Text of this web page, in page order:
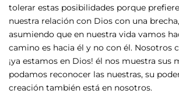
tolerar estas posibilidades porque
nuestra relación con Dios con una
asumiendo que en nuestra vida vamos
camino es hacia él y no con él. Nosotros
¡ya estamos en Dios! él nos muestra sus
podamos reconocer las nuestras, su
creación también está en nosotros.